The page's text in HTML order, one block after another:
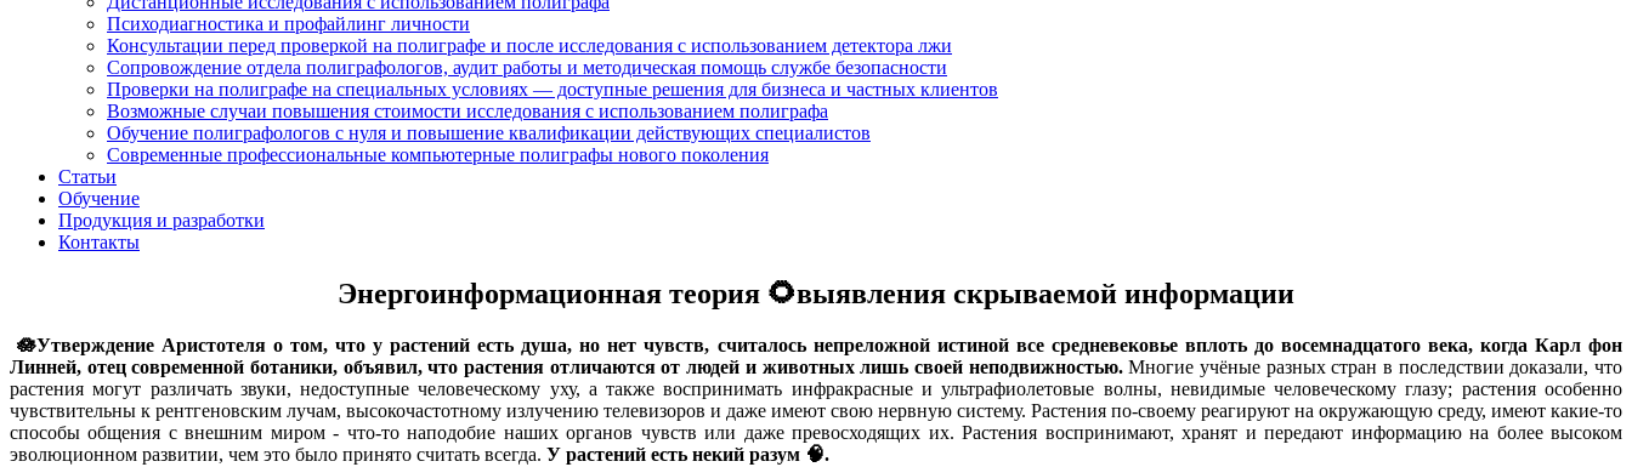
Психодиагностика и профайлинг личности
Консультации перед проверкой на полиграфе и после исследования с использованием детектора лжи
Сопровождение отдела полиграфологов, аудит работы и методическая помощь службе безопасности
Проверки на полиграфе на специальных условиях — доступные решения для бизнеса и частных клиентов
Возможные случаи повышения стоимости исследования с использованием полиграфа
Обучение полиграфологов с нуля и повышение квалификации действующих специалистов
Современные профессиональные компьютерные полиграфы нового поколения
Статьи
Обучение
Продукция и разработки
Контакты
Энергоинформационная теория 🌻выявления скрываемой информации
🪷Утверждение Аристотеля о том, что у растений есть душа, но нет чувств, считалось непреложной истиной все средневековье вплоть до восемнадцатого века, когда Карл фон
Линней, отец современной ботаники, объявил, что растения отличаются от людей и животных лишь своей неподвижностью.Многие учёные разных стран в последствии доказали, что
растения могут различать звуки, недоступные человеческому уху, а также воспринимать инфракрасные и ультрафиолетовые волны, невидимые человеческому глазу; растения особенно
чувствительны к рентгеновским лучам, высокочастотному излучению телевизоров и даже имеют свою нервную систему. Растения по-своему реагируют на окружающую среду, имеют какие-то
способы общения с внешним миром - что-то наподобие наших органов чувств или даже превосходящих их. Растения воспринимают, хранят и передают информацию на более высоком
эволюционном развитии, чем это было принято считать всегда. У растений есть некий разум 🧠.